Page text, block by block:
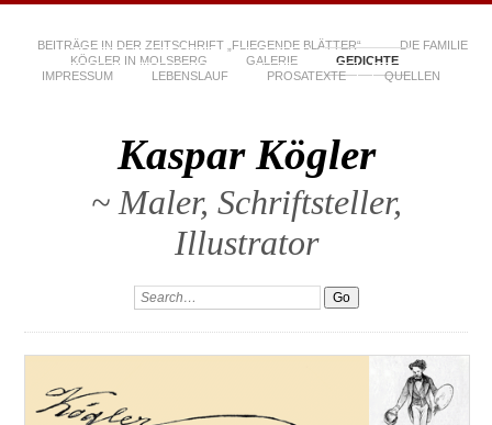
BEITRÄGE IN DER ZEITSCHRIFT „FLIEGENDE BLÄTTER“
DIE FAMILIE
KÖGLER IN MOLSBERG
GALERIE
GEDICHTE
IMPRESSUM
LEBENSLAUF PROSATEXTE QUELLEN
Kaspar Kögler
~ Maler, Schriftsteller,
Illustrator